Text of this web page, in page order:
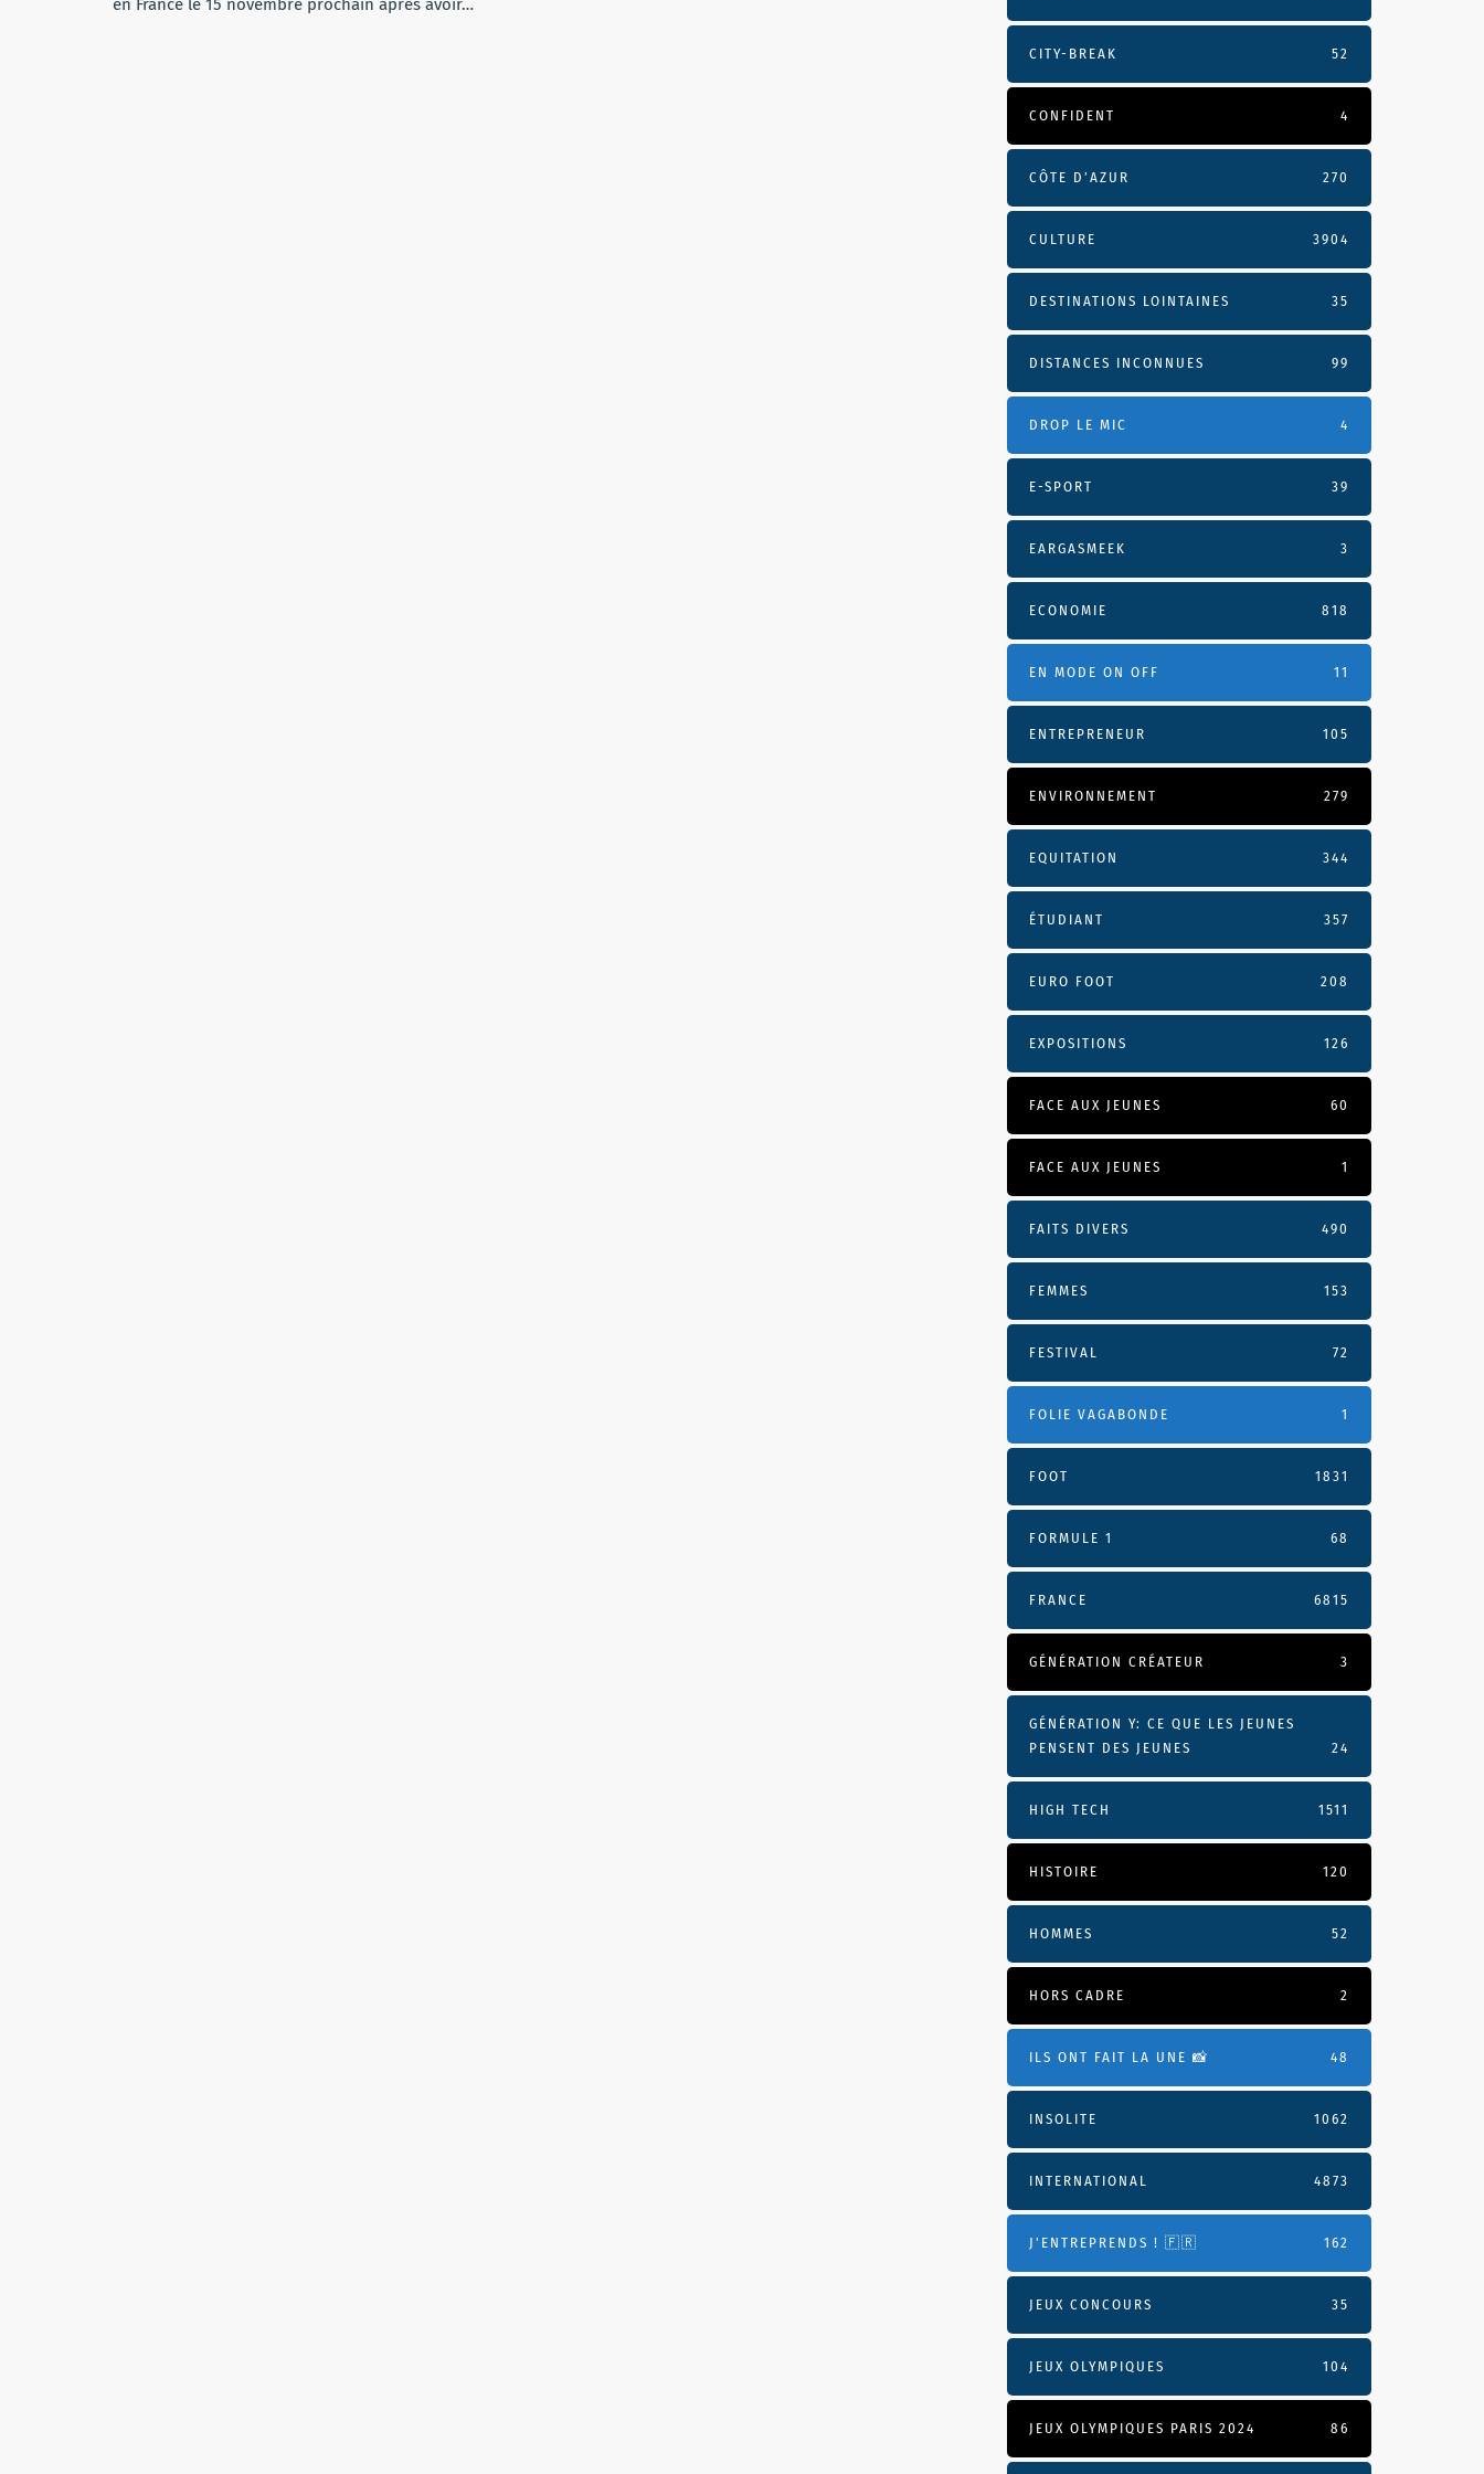
en France le 15 novembre prochain après avoir…
CITY-BREAK 52
CONFIDENT 4
CÔTE D’AZUR 270
CULTURE 3904
DESTINATIONS LOINTAINES 35
DISTANCES INCONNUES 99
DROP LE MIC 4
E-SPORT 39
EARGASMEEK 3
ECONOMIE 818
EN MODE ON OFF 11
ENTREPRENEUR 105
ENVIRONNEMENT 279
EQUITATION 344
ÉTUDIANT 357
EURO FOOT 208
EXPOSITIONS 126
FACE AUX JEUNES 60
FACE AUX JEUNES 1
FAITS DIVERS 490
FEMMES 153
FESTIVAL 72
FOLIE VAGABONDE 1
FOOT 1831
FORMULE 1 68
FRANCE 6815
GÉNÉRATION CRÉATEUR 3
GÉNÉRATION Y: CE QUE LES JEUNES
PENSENT DES JEUNES
24
HIGH TECH 1511
HISTOIRE 120
HOMMES 52
HORS CADRE 2
ILS ONT FAIT LA UNE 📸 48
INSOLITE 1062
INTERNATIONAL 4873
J'ENTREPRENDS ! 🇫🇷 162
JEUX CONCOURS 35
JEUX OLYMPIQUES 104
JEUX OLYMPIQUES PARIS 2024 86